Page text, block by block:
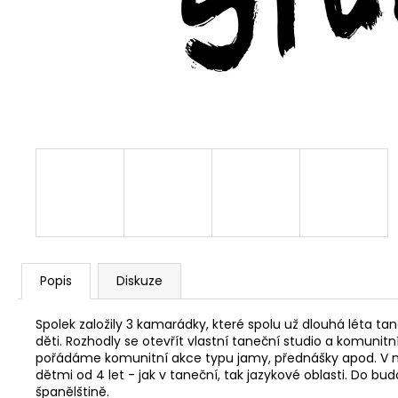
Popis Diskuze
Spolek založily 3 kamarádky, které spolu už dlouhá léta
děti. Rozhodly se otevřít vlastní taneční studio a
pořádáme komunitní akce typu jamy, přednášky apod.
dětmi od 4 let - jak v taneční, tak jazykové oblasti. Do
španělštině.